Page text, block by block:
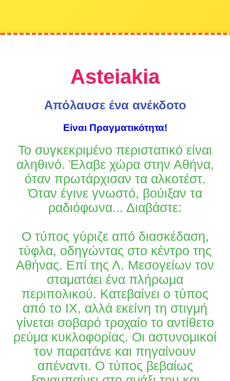
Asteiakia
Απόλαυσε ένα ανέκδοτο
Είναι Πραγματικότητα!
Το συγκεκριμένο περιστατικό είναι
αληθινό. Έλαβε χώρα στην Αθήνα,
όταν πρωτάρχισαν τα αλκοτέστ.
Όταν έγινε γνωστό, βούιξαν τα
ραδιόφωνα... Διαβάστε:
Ο τύπος γύριζε από διασκέδαση,
τύφλα, οδηγώντας στο κέντρο της
Αθήνας. Επί της Λ. Μεσογείων τον
σταματάει ένα πλήρωμα
περιπολικού. Κατεβαίνει ο τύπος
από το ΙΧ, αλλά εκείνη τη στιγμή
γίνεται σοβαρό τροχαίο το αντίθετο
ρεύμα κυκλοφορίας. Οι αστυνομικοί
τον παρατάνε και πηγαίνουν
απέναντι. Ο τύπος βεβαίως